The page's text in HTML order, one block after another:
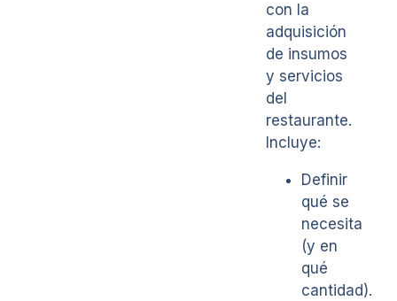
con la
adquisición
de insumos
y servicios
del
restaurante.
Incluye:
Definir
qué se
necesita
(y en
qué
cantidad).